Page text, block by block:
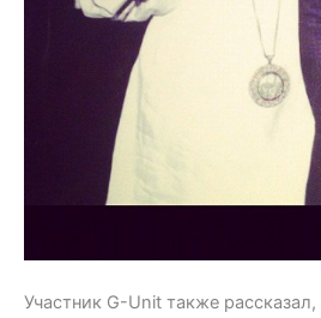
Участник G-Unit также